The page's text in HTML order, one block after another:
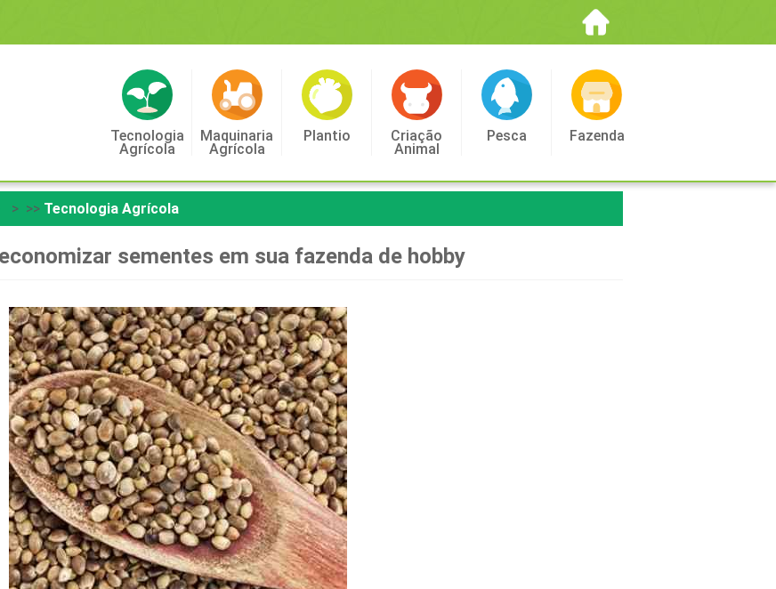
Tecnologia
Agrícola
Maquinaria
Agrícola
Plantio Criação
Animal
Pesca Fazenda
> >> Tecnologia Agrícola
sementes em sua fazenda de hobby